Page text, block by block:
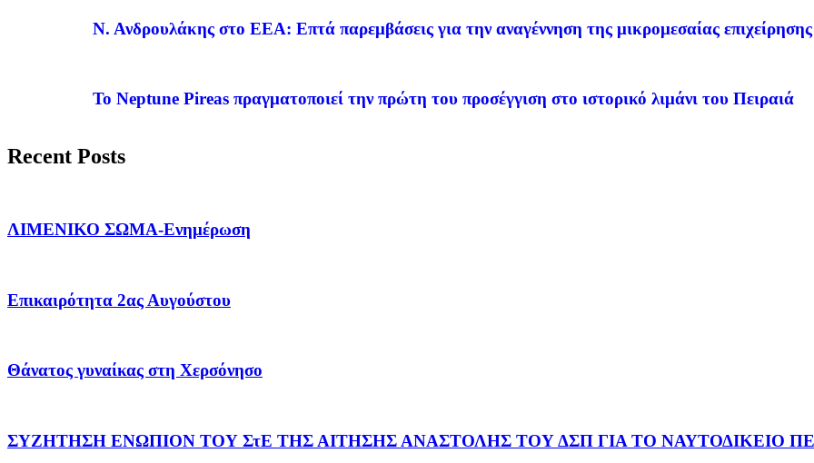
Ν. Ανδρουλάκης στο ΕΕΑ: Επτά παρεμβάσεις για την αναγέννηση της μικρομεσαίας επιχείρησης
Το Neptune Pireas πραγματοποιεί την πρώτη του προσέγγιση στο ιστορικό λιμάνι του Πειραιά
Recent Posts
ΛΙΜΕΝΙΚΟ ΣΩΜΑ-Ενημέρωση
Επικαιρότητα 2ας Αυγούστου
Θάνατος γυναίκας στη Χερσόνησο
ΣΥΖΗΤΗΣΗ ΕΝΩΠΙΟΝ ΤΟΥ ΣτΕ ΤΗΣ ΑΙΤΗΣΗΣ ΑΝΑΣΤΟΛΗΣ ΤΟΥ ΔΣΠ ΓΙΑ ΤΟ ΝΑΥΤΟΔΙΚΕΙΟ